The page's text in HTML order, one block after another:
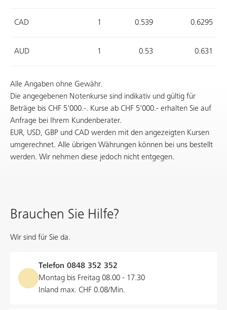
CAD 1 0.539 0.6295
AUD 1 0.53 0.631
Alle Angaben ohne Gewähr.
Die angegebenen Notenkurse sind indikativ und gültig für
Beträge bis CHF 5'000.-. Kurse ab CHF 5'000.- erhalten Sie auf
Anfrage bei Ihrem Kundenberater.
EUR, USD, GBP und CAD werden mit den angezeigten Kursen
umgerechnet. Alle übrigen Währungen können bei uns bestellt
werden. Wir nehmen diese jedoch nicht entgegen.
Brauchen Sie Hilfe?
Wir sind für Sie da.
Telefon 0848 352 352
Montag bis Freitag 08.00 - 17.30
Inland max. CHF 0.08/Min.